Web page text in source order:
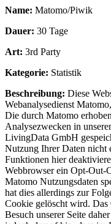
Name: Matomo/Piwik
Dauer: 30 Tage
Art: 3rd Party
Kategorie: Statistik
Beschreibung: Diese
Webanalysedienst
Die durch Matomo
Analysezwecken in
LivingData GmbH
Nutzung Ihrer Daten nicht
Funktionen hier
Webbrowser ein Opt-Out-
Matomo Nutzungsdaten
hat dies allerdings zur
Cookie gelöscht wird. Das
Besuch unserer Seite